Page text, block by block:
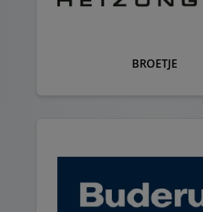
BROETJE